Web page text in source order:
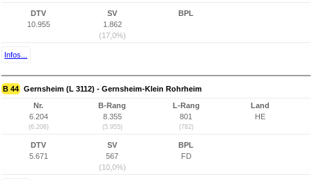
DTV
10.955
SV
1.862
(17,0%)
BPL
Infos...
B 44 Gernsheim (L 3112) - Gernsheim-Klein Rohrheim
Nr.
6.204
(6.206)
B-Rang
8.355
(5.955)
L-Rang
801
(782)
Land
HE
DTV
5.671
SV
567
(10,0%)
BPL
FD